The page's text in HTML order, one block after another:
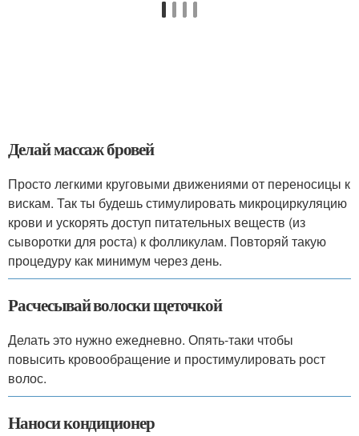
Делай массаж бровей
Просто легкими круговыми движениями от переносицы к
вискам. Так ты будешь стимулировать микроциркуляцию
крови и ускорять доступ питательных веществ (из
сыворотки для роста) к фолликулам. Повторяй такую
процедуру как минимум через день.
Расчесывай волоски щеточкой
Делать это нужно ежедневно. Опять-таки чтобы
повысить кровообращение и простимулировать рост
волос.
Наноси кондиционер